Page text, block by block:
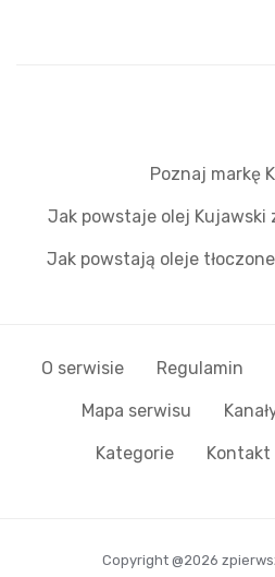
Poznaj markę
Jak powstaje olej Kujawski
Jak powstają oleje
O serwisie Regulamin
Mapa serwisu
Kategorie Kontakt
Copyright @2026